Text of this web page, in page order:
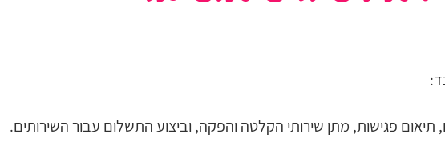
פגישות, מתן שירותי הקלטה והפקה, וביצוע התשלום עבור השירותים.